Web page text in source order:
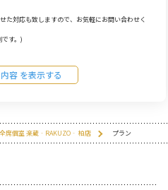
た対応も致しますので、お気軽にお問い合わせく
す。)
容
全席個室 楽蔵‐RAKUZO‐ 柏店 プラン